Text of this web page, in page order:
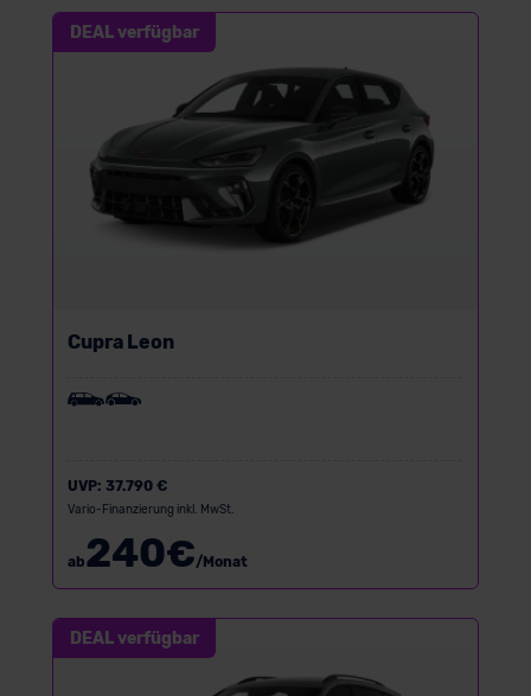
DEAL verfügbar
Cupra Leon
UVP: 37.790 €
Vario-Finanzierung inkl. MwSt.
ab240€/Monat
DEAL verfügbar